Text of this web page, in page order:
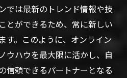
では最新のトレンド情報や技
とができるため、常に新しい
す。このように、オンライン
ウハウを最大限に活かし、自
信頼できるパートナーとなる